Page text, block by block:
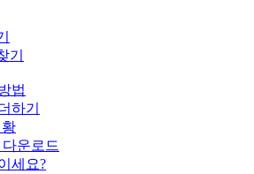
기
법
하기
운로드
세요?